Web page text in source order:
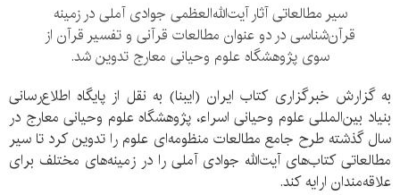
سیر مطالعاتی آثار آیت‌الله‌العظمی جوادی آملی در زمینه
قرآن‌شناسی در دو عنوان مطالعات قرآنی و تفسیر قرآن از
سوی پژوهشگاه علوم وحیانی معارج تدوین شد.
به گزارش خبرگزاری کتاب ایران (ایبنا) به نقل از پایگاه اطلاع‌رسانی
بنیاد بین‌المللی علوم وحیانی اسراء، پژوهشگاه علوم وحیانی معارج در
سال گذشته طرح جامع مطالعات منظومه‌ای علوم را تدوین کرد تا سیر
مطالعاتی کتاب‌های آیت‌الله‌ جوادی آملی را در زمینه‌های مختلف برای
علاقه‌مندان ارایه کند.